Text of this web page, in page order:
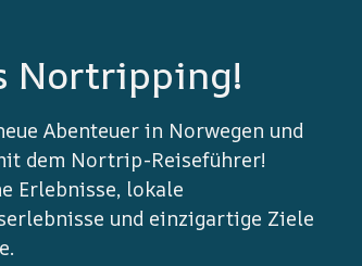
Nortripping!
Abenteuer in Norwegen und
dem Nortrip-Reiseführer!
Erlebnisse, lokale
und einzigartige Ziele